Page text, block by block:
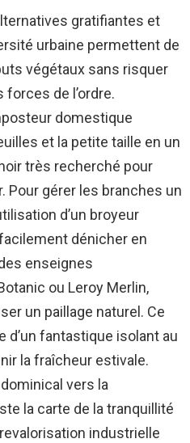
gratifiantes et
urbaine permettent de
végétaux sans risquer
de l’ordre.
domestique
et la petite taille en un
très recherché pour
Pour gérer les branches un
d’un broyeur
dénicher en
enseignes
ou Leroy Merlin,
un paillage naturel. Ce
d’un fantastique isolant au
la fraîcheur estivale.
vers la
la carte de la tranquillité
industrielle